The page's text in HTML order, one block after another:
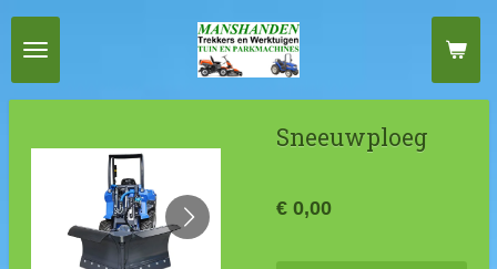
Ga
direct
naar
hoofdinhoud
Sneeuwploeg
€ 0,00